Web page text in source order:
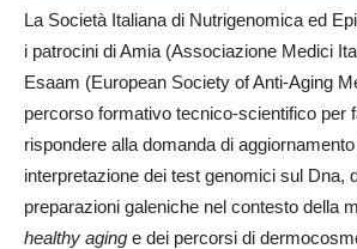
La Società Italiana di Nutrigenomica ed
i patrocini di Amia (Associazione Medici
Esaam (European Society of Anti-Aging
percorso formativo tecnico-scientifico per
rispondere alla domanda di
interpretazione dei test genomici sul Dna,
preparazioni galeniche nel contesto della
healthy aging e dei percorsi di